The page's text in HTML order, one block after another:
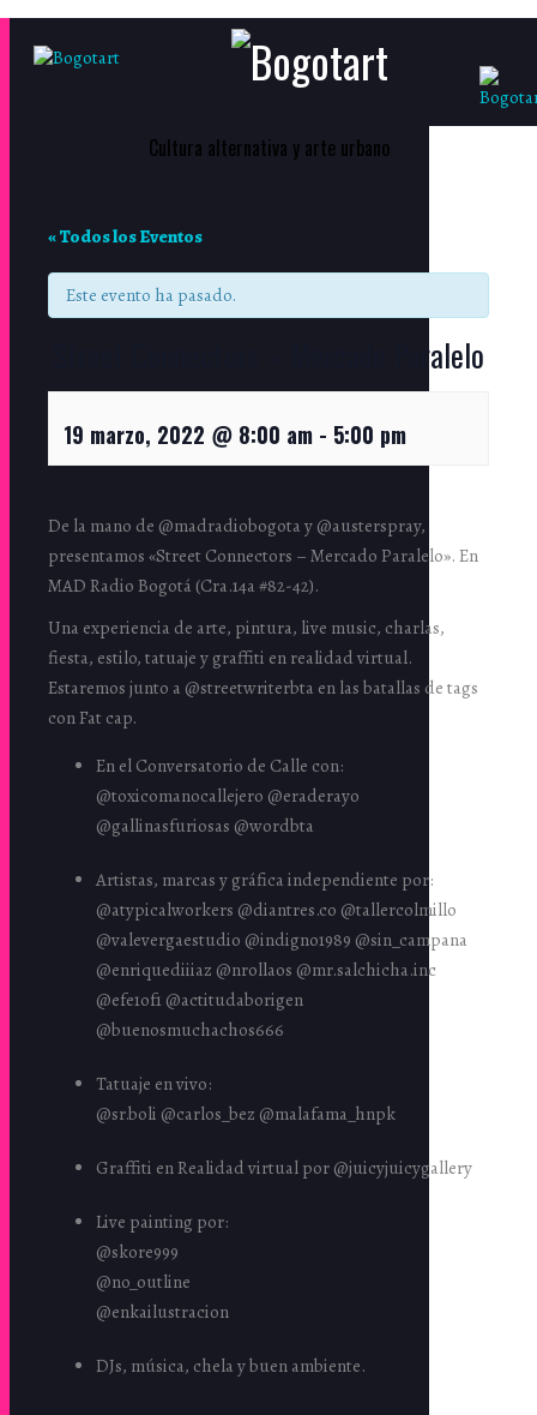
Cultura alternativa y arte urbano
« Todos los Eventos
Este evento ha pasado.
Street Connectors – Mercado Paralelo
19 marzo, 2022 @ 8:00 am - 5:00 pm
De la mano de @madradiobogota y @austerspray,
presentamos «Street Connectors – Mercado Paralelo». En
MAD Radio Bogotá (Cra.14a #82-42).
Una experiencia de arte, pintura, live music, charlas,
fiesta, estilo, tatuaje y graffiti en realidad virtual.
Estaremos junto a @streetwriterbta en las batallas de tags
con Fat cap.
En el Conversatorio de Calle con:
@toxicomanocallejero @eraderayo
@gallinasfuriosas @wordbta
Artistas, marcas y gráfica independiente por:
@atypicalworkers @diantres.co @tallercolmillo
@valevergaestudio @indigno1989 @sin_campana
@enriquediiiaz @nrollaos @mr.salchicha.inc
@efe1of1 @actitudaborigen
@buenosmuchachos666
Tatuaje en vivo:
@sr.boli @carlos_bez @malafama_hnpk
Graffiti en Realidad virtual por @juicyjuicygallery
Live painting por:
@skore999
@no_outline
@enkailustracion
DJs, música, chela y buen ambiente.